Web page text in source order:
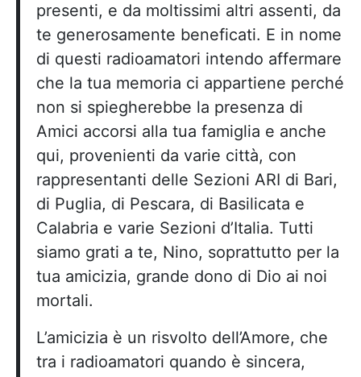
presenti, e da moltissimi altri assenti, da
te generosamente beneficati. E in nome
di questi radioamatori intendo affermare
che la tua memoria ci appartiene perché
non si spiegherebbe la presenza di
Amici accorsi alla tua famiglia e anche
qui, provenienti da varie città, con
rappresentanti delle Sezioni ARI di Bari,
di Puglia, di Pescara, di Basilicata e
Calabria e varie Sezioni d’Italia. Tutti
siamo grati a te, Nino, soprattutto per la
tua amicizia, grande dono di Dio ai noi
mortali.
L’amicizia è un risvolto dell’Amore, che
tra i radioamatori quando è sincera,